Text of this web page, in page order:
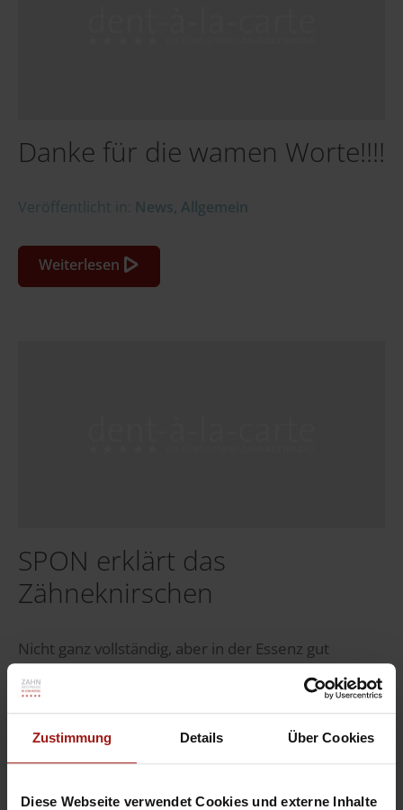
Zustimmung Details Über Cookies
Diese Webseite verwendet Cookies und externe Inhalte
Danke für die wamen Worte!!!!
Veröffentlicht in: News, Allgemein
Weiterlesen
SPON erklärt das
Zähneknirschen
Nicht ganz vollständig, aber in der Essenz gut
beschrieben!
Veröffentlicht in:
Weiterlesen